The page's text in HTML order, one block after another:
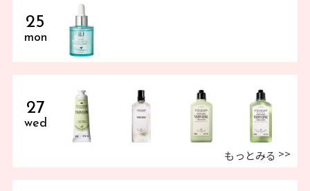
25
mon
27
wed
もっとみる